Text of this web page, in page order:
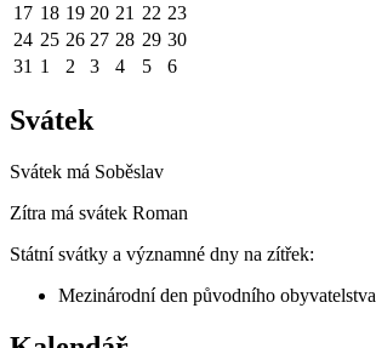
17 18 19 20 21 22 23
24 25 26 27 28 29 30
31 1 2 3 4 5 6
Svátek
Svátek má Soběslav
Zítra má svátek Roman
Státní svátky a významné dny na zítřek:
Mezinárodní den původního obyvatelstva